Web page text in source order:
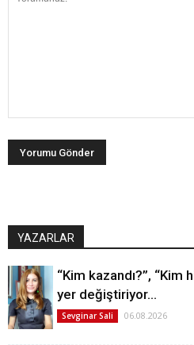
YAZARLAR
“Kim kazandı?”,
yer değiştiriyor…
Sevginar Sali 06.08.2026